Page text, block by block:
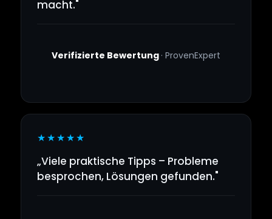
macht."
Verifizierte Bewertung · ProvenExpert
★★★★★
„Viele praktische Tipps – Probleme
besprochen, Lösungen gefunden."